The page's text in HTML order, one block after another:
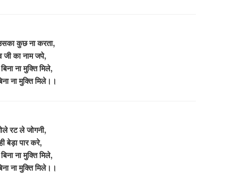
कुछ ना करता,
जी का नाम जपे,
ना मुक्ति मिले,
ना मुक्ति मिले।।
रट ले जोगनी,
बेड़ा पार करे,
ना मुक्ति मिले,
ना मुक्ति मिले।।